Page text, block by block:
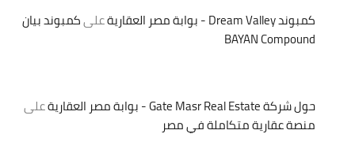
كمبوند Dream Valley - بوابة مصر العقارية علىكمبوند بيان
BAYAN Compound
حول شركة Gate Masr Real Estate - بوابة مصر العقارية
على
منصة عقارية متكاملة في مصر